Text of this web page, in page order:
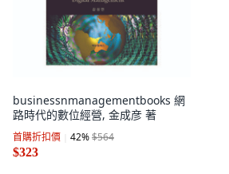
businessnmanagementbooks 網
路時代的數位經營, 金成彦 著
首購折扣價 42%$564
$323